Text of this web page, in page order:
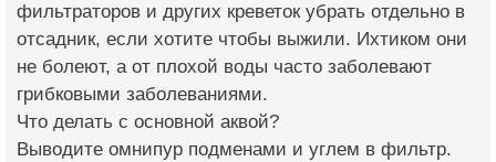
фильтраторов и других креветок убрать отдельно в
отсадник, если хотите чтобы выжили. Ихтиком они
не болеют, а от плохой воды часто заболевают
грибковыми заболеваниями.
Что делать с основной аквой?
Выводите омнипур подменами и углем в фильтр.